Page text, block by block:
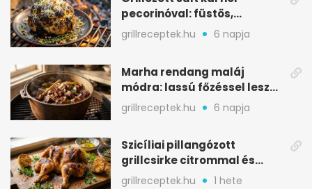
pecorinóval: füstös,
karamellizált nyári kedvenc
grillreceptek.hu 6 napja
Marha rendang maláj
módra: lassú főzéssel lesz
igazán szaftos
grillreceptek.hu 6 napja
Szicíliai pillangózott
grillcsirke citrommal és
oregánóval
grillreceptek.hu 1 hete